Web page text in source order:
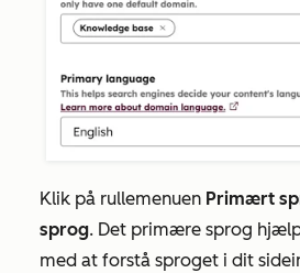
Klik på rullemenuen Primært
sprog. Det primære sprog
med at forstå sproget i dit